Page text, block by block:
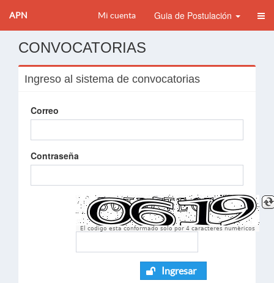
APN Mi cuenta Guia de Postulación
CONVOCATORIAS
Ingreso al sistema de convocatorias
Correo
Contraseña
El codigo esta conformado solo por 4 caracteres numèricos
Ingresar